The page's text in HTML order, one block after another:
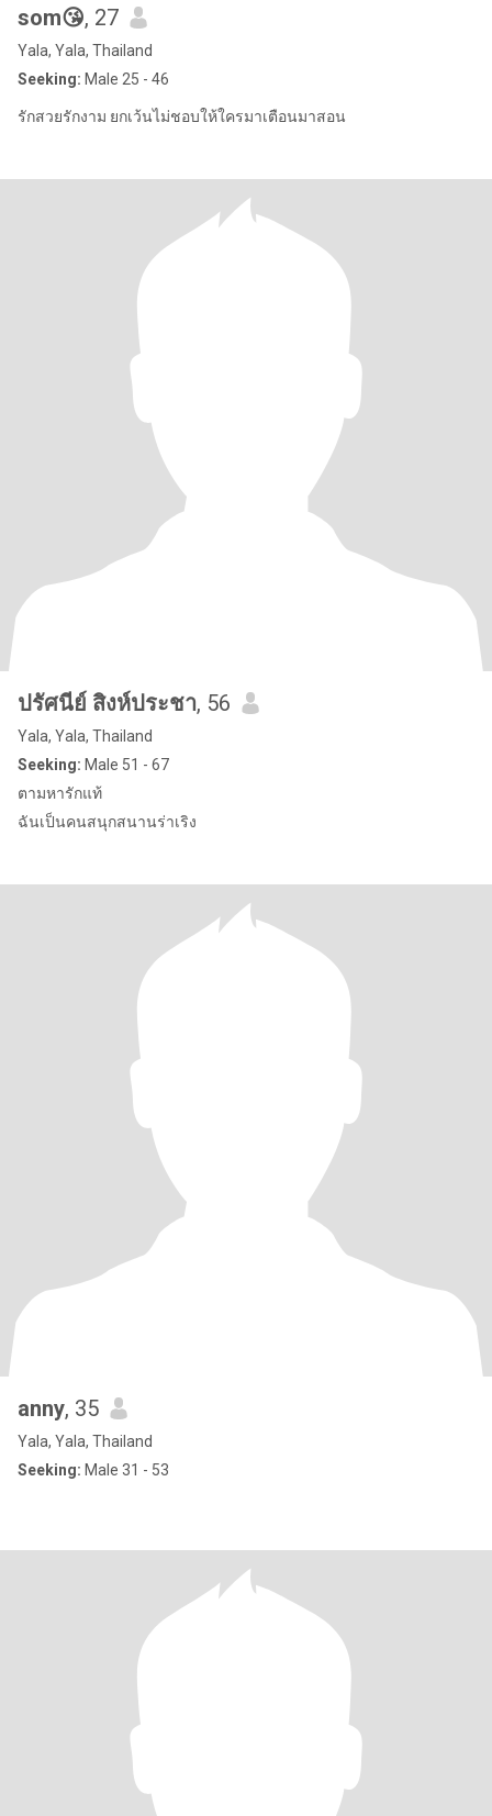
som😘, 27
Yala, Yala, Thailand
Seeking: Male 25 - 46
รักสวยรักงาม ยกเว้นไม่ชอบให้ใครมาเตือนมาสอน
ปรัศนีย์ สิงห์ประชา, 56
Yala, Yala, Thailand
Seeking: Male 51 - 67
ตามหารักแท้
ฉันเป็นคนสนุกสนานร่าเริง
anny, 35
Yala, Yala, Thailand
Seeking: Male 31 - 53